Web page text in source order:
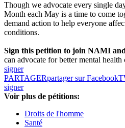
Though we advocate every single
Month each May is a time to come
demand action to help everyone
conditions.
Sign this petition to join NAMI
can advocate for better mental health
signer
PARTAGERpartager sur Facebook
signer
Voir plus de pétitions:
Droits de l'homme
Santé